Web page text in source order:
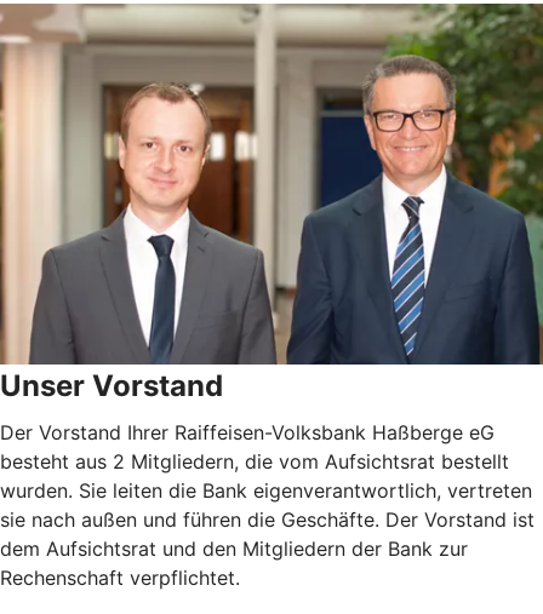
Unser Vorstand
Der Vorstand Ihrer Raiffeisen-Volksbank Haßberge eG
besteht aus 2 Mitgliedern, die vom Aufsichtsrat bestellt
wurden. Sie leiten die Bank eigenverantwortlich, vertreten
sie nach außen und führen die Geschäfte. Der Vorstand ist
dem Aufsichtsrat und den Mitgliedern der Bank zur
Rechenschaft verpflichtet.